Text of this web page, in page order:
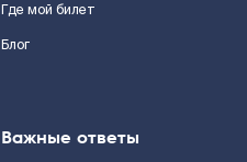
Где мой билет
Блог
Важные ответы